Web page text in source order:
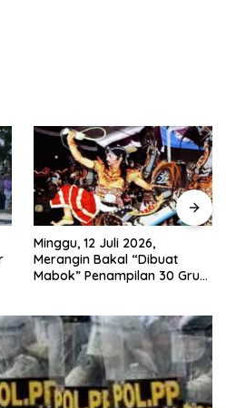
Nobar Piala Dunia 2026 di
Provinsi Jambi Diharapkan
Mampu Menggerakkan